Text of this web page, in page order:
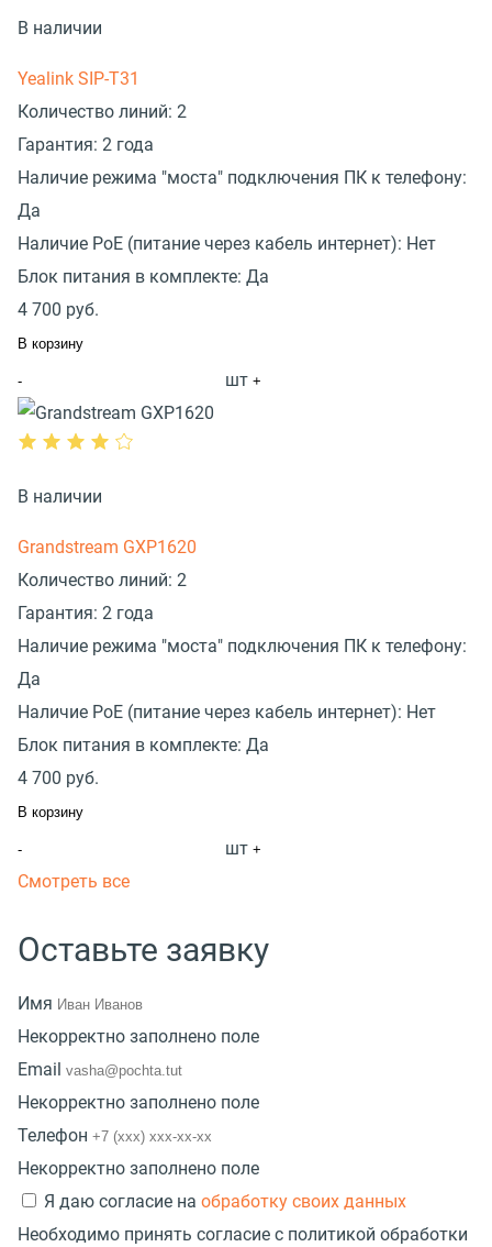
В наличии
Yealink SIP-T31
Количество линий: 2
Гарантия: 2 года
Наличие режима "моста" подключения ПК к телефону:
Да
Наличие PoE (питание через кабель интернет): Нет
Блок питания в комплекте: Да
4 700 руб.
В корзину
- шт +
В наличии
Grandstream GXP1620
Количество линий: 2
Гарантия: 2 года
Наличие режима "моста" подключения ПК к телефону:
Да
Наличие PoE (питание через кабель интернет): Нет
Блок питания в комплекте: Да
4 700 руб.
В корзину
- шт +
Смотреть все
Оставьте заявку
Имя
Некорректно заполнено поле
Email
Некорректно заполнено поле
Телефон
Некорректно заполнено поле
Я даю согласие на обработку своих данных
Необходимо принять согласие с политикой обработки